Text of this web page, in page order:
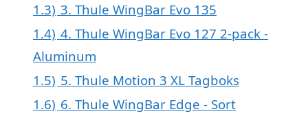
1.3) 3. Thule WingBar Evo 135
1.4) 4. Thule WingBar Evo 127 2-pack -
Aluminum
1.5) 5. Thule Motion 3 XL Tagboks
1.6) 6. Thule WingBar Edge - Sort